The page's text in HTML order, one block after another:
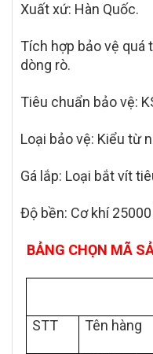
Xuất xứ: Hàn Quốc.
Tích hợp bảo vệ quá
dòng rò.
Tiêu chuẩn bảo vệ:
Loại bảo vệ: Kiểu từ
Gá lắp: Loại bắt vít
Độ bền: Cơ khí
BẢNG CHỌN MÃ
STT Tên hàng